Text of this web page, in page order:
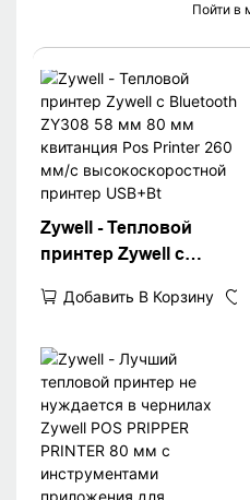
Пойти в
Zywell - Тепловой
принтер Zywell с
80 мм квитанция Pos
высокоскоростной
принтер USB+Bt
Добавить В Корзину